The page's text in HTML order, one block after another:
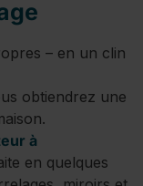
– en un clin
obtiendrez une
à
en quelques